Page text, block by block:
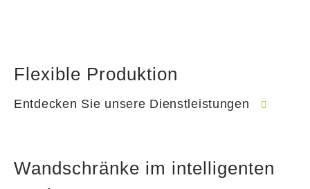
Flexible Produktion
Entdecken Sie unsere Dienstleistungen
Wandschränke im intelligenten